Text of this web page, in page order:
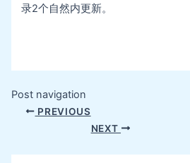
录2个自然内更新。
Post navigation
PREVIOUS
NEXT